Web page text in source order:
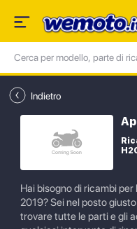
Indietro
Hai bisogno di ricambi per
2019? Sei nel posto
trovare tutte le parti e gli